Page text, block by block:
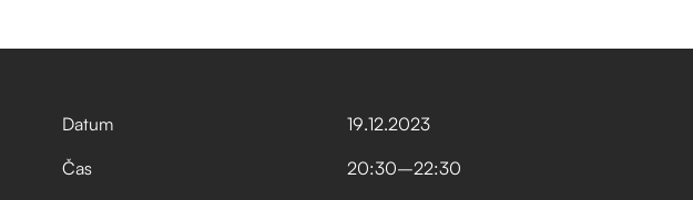
Datum 19.12.2023
Čas
20:30–⁠22:30